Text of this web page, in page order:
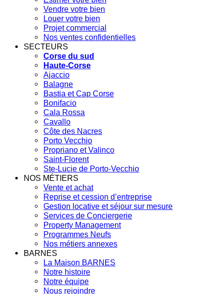
Vendre votre bien
Louer votre bien
Projet commercial
Nos ventes confidentielles
SECTEURS
Corse du sud
Haute-Corse
Ajaccio
Balagne
Bastia et Cap Corse
Bonifacio
Cala Rossa
Cavallo
Côte des Nacres
Porto Vecchio
Propriano et Valinco
Saint-Florent
Ste-Lucie de Porto-Vecchio
NOS MÉTIERS
Vente et achat
Reprise et cession d’entreprise
Gestion locative et séjour sur mesure
Services de Conciergerie
Property Management
Programmes Neufs
Nos métiers annexes
BARNES
La Maison BARNES
Notre histoire
Notre équipe
Nous rejoindre